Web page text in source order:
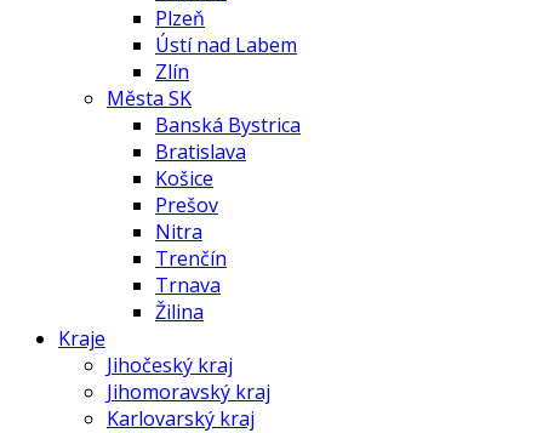
Plzeň
Ústí nad Labem
Zlín
Města SK
Banská Bystrica
Bratislava
Košice
Prešov
Nitra
Trenčín
Trnava
Žilina
Kraje
Jihočeský kraj
Jihomoravský kraj
Karlovarský kraj